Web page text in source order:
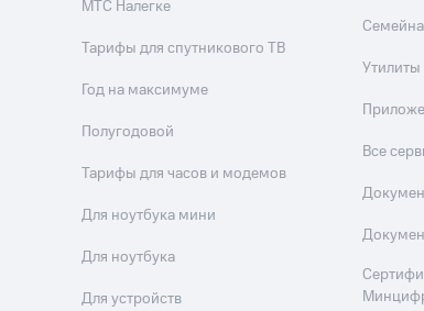
МТС Налегке
Тарифы для спутникового ТВ
Год на максимуме
Полугодовой
Тарифы для часов и модемов
Для ноутбука мини
Для ноутбука
Для устройств
Утилиты
Все